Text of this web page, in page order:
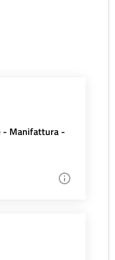
- Manifattura -